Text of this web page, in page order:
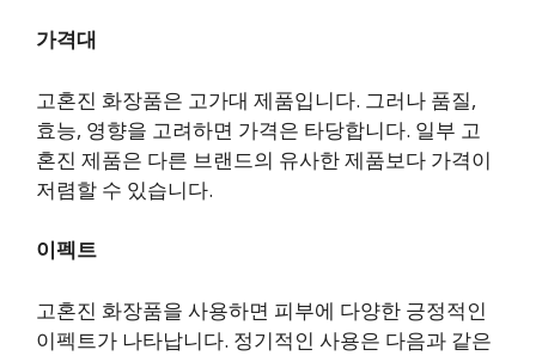
가격대
고혼진 화장품은 고가대 제품입니다. 그러나 품질,
효능, 영향을 고려하면 가격은 타당합니다. 일부 고
혼진 제품은 다른 브랜드의 유사한 제품보다 가격이
저렴할 수 있습니다.
이펙트
고혼진 화장품을 사용하면 피부에 다양한 긍정적인
이펙트가 나타납니다. 정기적인 사용은 다음과 같은